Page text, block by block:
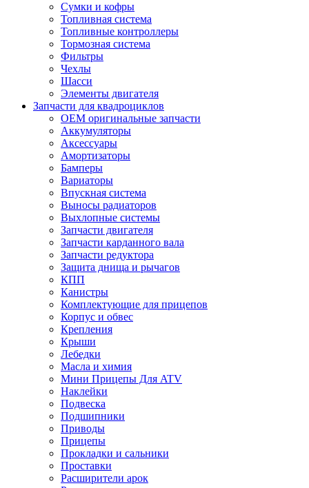
Сумки и кофры
Топливная система
Топливные контроллеры
Тормозная система
Фильтры
Чехлы
Шасси
Элементы двигателя
Запчасти для квадроциклов
OEM оригинальные запчасти
Аккумуляторы
Аксессуары
Амортизаторы
Бамперы
Вариаторы
Впускная система
Выносы радиаторов
Выхлопные системы
Запчасти двигателя
Запчасти карданного вала
Запчасти редуктора
Защита днища и рычагов
КПП
Канистры
Комплектующие для прицепов
Корпус и обвес
Крепления
Крыши
Лебедки
Масла и химия
Мини Прицепы Для ATV
Наклейки
Подвеска
Подшипники
Приводы
Прицепы
Прокладки и сальники
Проставки
Расширители арок